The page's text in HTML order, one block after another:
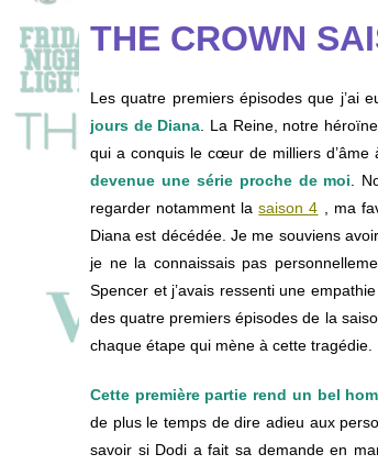
THE CROWN
Les quatre premiers épisodes que j’ai
jours de Diana . La Reine, notre
qui a conquis le cœur de milliers d’âme
devenue une série proche de moi .
regarder notamment lasaison 4 , ma
Diana est décédée. Je me souviens
je ne la connaissais pas
Spencer et j’avais ressenti une
des quatre premiers épisodes de la
chaque étape qui mène à cette tragédie.
Cette première partie rend un bel
de plus le temps de dire adieu aux
savoir si Dodi a fait sa demande en